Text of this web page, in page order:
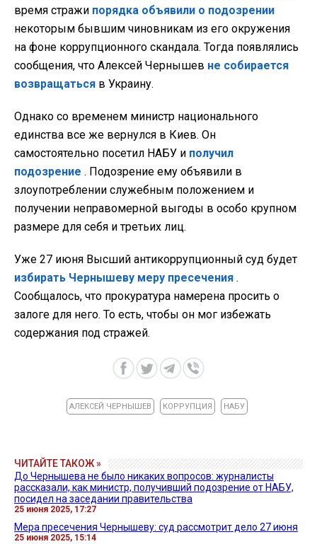
время стражи порядка объявили о подозрении
некоторым бывшим чиновникам из его окружения
на фоне коррупционного скандала. Тогда появлялись
сообщения, что Алексей Чернышев не собирается
возвращаться в Украину.
Однако со временем министр национального
единства все же вернулся в Киев. Он
самостоятельно посетил НАБУ и получил
подозрение . Подозрение ему объявили в
злоупотреблении служебным положением и
получении неправомерной выгоды в особо крупном
размере для себя и третьих лиц.
Уже 27 июня Высший антикоррупционный суд будет
избирать Чернышеву меру пресечения .
Сообщалось, что прокуратура намерена просить о
залоге для него. То есть, чтобы он мог избежать
содержания под стражей.
АЛЕКСЕЙ ЧЕРНЫШЕВ КОРРУПЦИЯ НАБУ
ЧИТАЙТЕ ТАКОЖ »
До Чернышева не было никаких вопросов: журналисты
рассказали, как министр, получивший подозрение от НАБУ,
посидел на заседании правительства
25 июня 2025, 17:27
Мера пресечения Чернышеву: суд рассмотрит дело 27 июня
25 июня 2025, 15:14